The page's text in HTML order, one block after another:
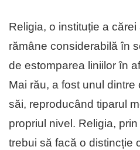
Religia, o instituție a
rămâne considerabilă în
de estomparea liniilor în
Mai rău, a fost unul
săi, reproducând tiparul
propriul nivel. Religia,
trebui să facă o distincție